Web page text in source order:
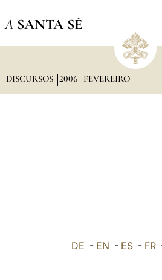
A SANTA SÉ
DISCURSOS 2006 FEVEREIRO
DE - EN - ES - FR